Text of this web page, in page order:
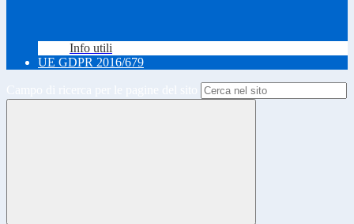
Info utili
UE GDPR 2016/679